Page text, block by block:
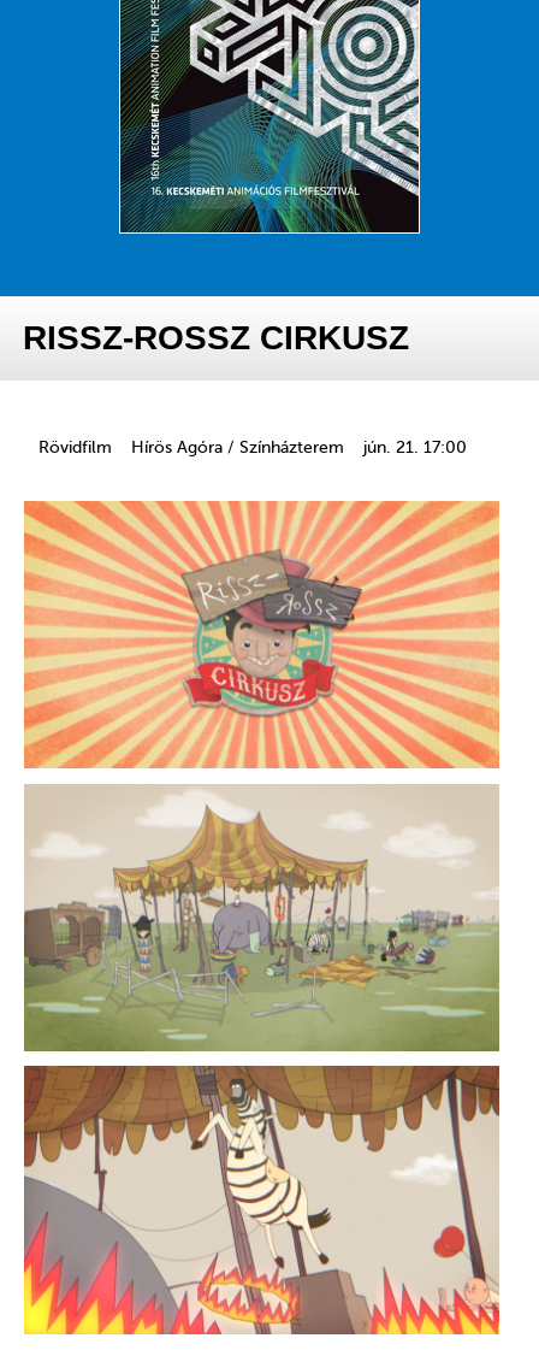
RISSZ-ROSSZ CIRKUSZ
Rövidfilm Hírös Agóra / Színházterem jún. 21. 17:00